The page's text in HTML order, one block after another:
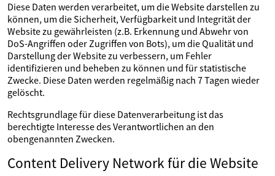
Diese Daten werden verarbeitet, um die Website darstellen zu
können, um die Sicherheit, Verfügbarkeit und Integrität der
Website zu gewährleisten (z.B. Erkennung und Abwehr von
DoS-Angriffen oder Zugriffen von Bots), um die Qualität und
Darstellung der Website zu verbessern, um Fehler
identifizieren und beheben zu können und für statistische
Zwecke. Diese Daten werden regelmäßig nach 7 Tagen wieder
gelöscht.
Rechtsgrundlage für diese Datenverarbeitung ist das
berechtigte Interesse des Verantwortlichen an den
obengenannten Zwecken.
Content Delivery Network für die Website